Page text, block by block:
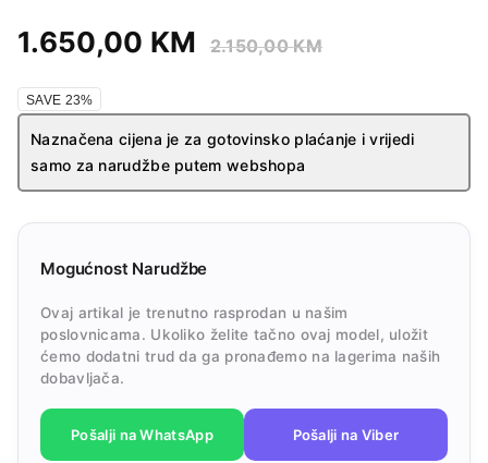
1.650,00 KM 2.150,00KM
SAVE 23%
Naznačena cijena je za gotovinsko plaćanje i vrijedi
samo za narudžbe putem webshopa
Mogućnost Narudžbe
Ovaj artikal je trenutno rasprodan u našim
poslovnicama. Ukoliko želite tačno ovaj model, uložit
ćemo dodatni trud da ga pronađemo na lagerima naših
dobavljača.
Pošalji na WhatsApp Pošalji na Viber